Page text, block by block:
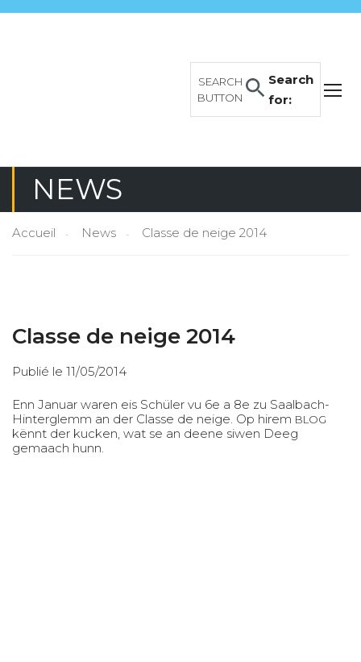
Search
for:
SEARCH
BUTTON
NEWS
Accueil News Classe de neige 2014
Classe de neige 2014
Publié le 11/05/2014
Enn Januar waren eis Schüler vu 6e a 8e zu Saalbach-
Hinterglemm an der Classe de neige. Op hirem BLOG
kënnt der kucken, wat se an deene siwen Deeg
gemaach hunn.